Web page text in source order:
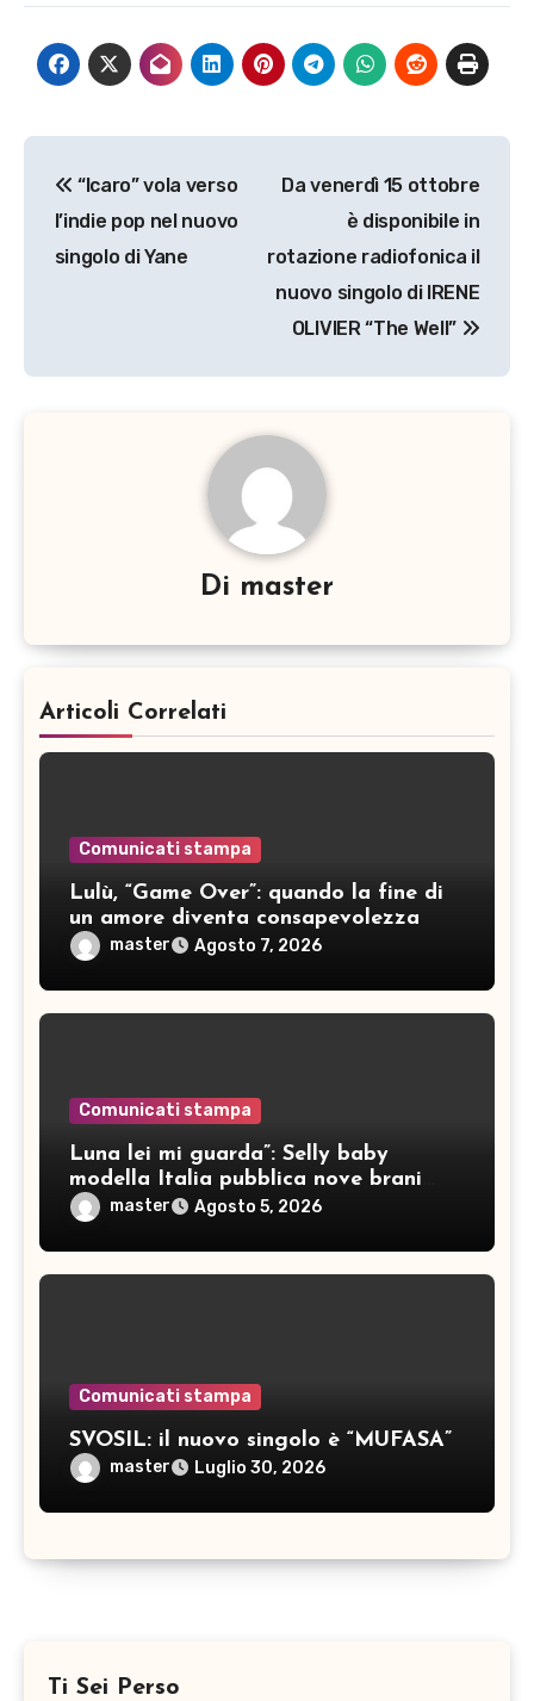
articoli
“Icaro” vola verso
l’indie pop nel nuovo
singolo di Yane
Da venerdì 15 ottobre
è disponibile in
rotazione radiofonica il
nuovo singolo di IRENE
OLIVIER “The Well”
Di master
Articoli Correlati
Comunicati stampa
Lulù, “Game Over”: quando la fine di
un amore diventa consapevolezza
master Agosto 7, 2026
Comunicati stampa
Luna lei mi guarda”: Selly baby
modella Italia pubblica nove brani
ineditimaster Agosto 5, 2026
Comunicati stampa
SVOSIL: il nuovo singolo è “MUFASA”
master Luglio 30, 2026
Ti Sei Perso